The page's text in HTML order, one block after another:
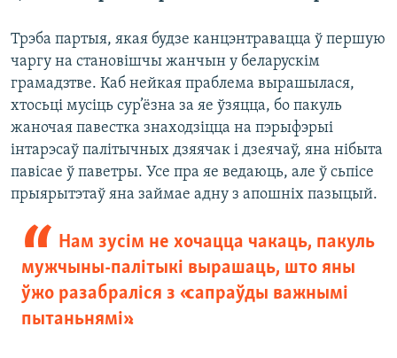
Трэба партыя, якая будзе канцэнтравацца ў першую
чаргу на становішчы жанчын у беларускім
грамадзтве. Каб нейкая праблема вырашылася,
хтосьці мусіць сур’ёзна за яе ўзяцца, бо пакуль
жаночая павестка знаходзіцца на пэрыфэрыі
інтарэсаў палітычных дзяячак і дзеячаў, яна нібыта
павісае ў паветры. Усе пра яе ведаюць, але ў сьпісе
прыярытэтаў яна займае адну з апошніх пазыцый.
Нам зусім не хочацца чакаць, пакуль
мужчыны-палітыкі вырашаць, што яны
ўжо разабраліся з «сапраўды важнымі
пытаньнямі».